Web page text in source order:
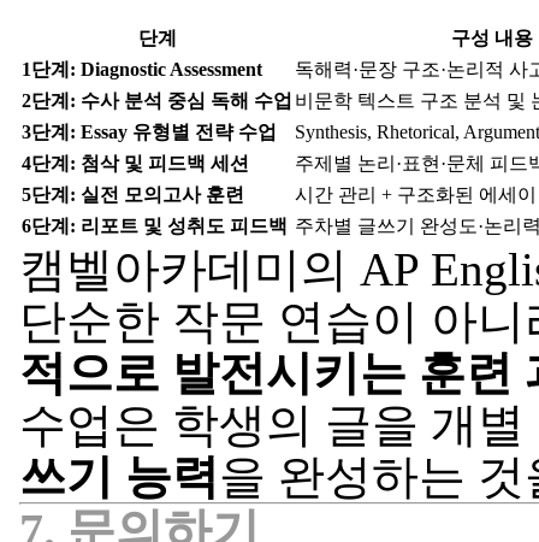
단계
구성 내용
1단계: Diagnostic Assessment
독해력·문장 구조·논리적 사
2단계: 수사 분석 중심 독해 수업 비문학 텍스트 구조 분석 및
3단계: Essay 유형별 전략 수업
Synthesis, Rhetorical,
4단계: 첨삭 및 피드백 세션
주제별 논리·표현·문체 피드
5단계: 실전 모의고사 훈련
시간 관리 + 구조화된 에세
6단계: 리포트 및 성취도 피드백 주차별 글쓰기 완성도·논리
캠벨아카데미의 AP
단순한 작문 연습이 아
적으로 발전시키는 훈련
수업은 학생의 글을 개
쓰기 능력을 완성하는
7. 문의하기